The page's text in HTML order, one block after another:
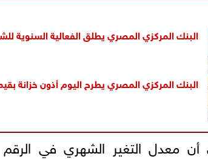
البنك المركزي المصري يطلق الفعالية السنوية
البنك المركزي المصري يطرح اليوم أذون خزانة بقيمة 75 مليار
أن معدل التغير الشهري في